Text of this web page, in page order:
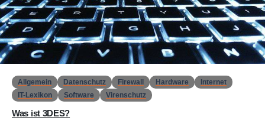
0
Allgemein Datenschutz Firewall Hardware
Internet
IT-Lexikon
Software Virenschutz
Was ist 3DES?